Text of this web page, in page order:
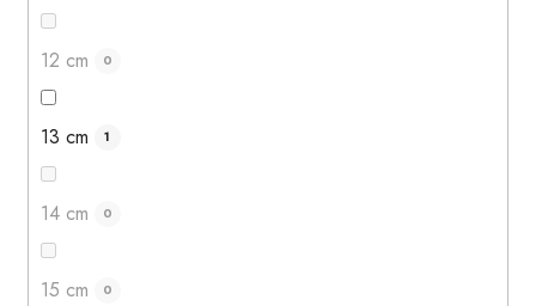
12 cm 0
13 cm 1
14 cm 0
15 cm 0